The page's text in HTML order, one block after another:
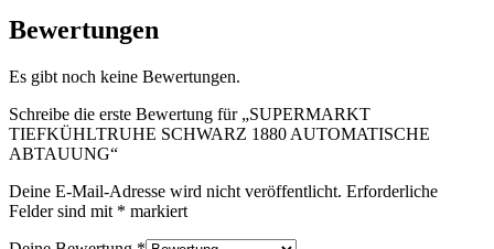
Bewertungen
Es gibt noch keine Bewertungen.
Schreibe die erste Bewertung für „SUPERMARKT
TIEFKÜHLTRUHE SCHWARZ 1880 AUTOMATISCHE
ABTAUUNG“
Deine E-Mail-Adresse wird nicht veröffentlicht. Erforderliche
Felder sind mit * markiert